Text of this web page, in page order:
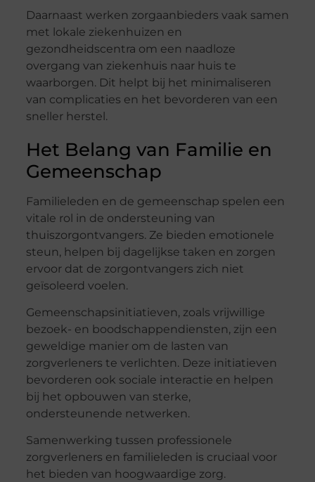
Daarnaast werken zorgaanbieders vaak samen
met lokale ziekenhuizen en
gezondheidscentra om een naadloze
overgang van ziekenhuis naar huis te
waarborgen. Dit helpt bij het minimaliseren
van complicaties en het bevorderen van een
sneller herstel.
Het Belang van Familie en
Gemeenschap
Familieleden en de gemeenschap spelen een
vitale rol in de ondersteuning van
thuiszorgontvangers. Ze bieden emotionele
steun, helpen bij dagelijkse taken en zorgen
ervoor dat de zorgontvangers zich niet
geïsoleerd voelen.
Gemeenschapsinitiatieven, zoals vrijwillige
bezoek- en boodschappendiensten, zijn een
geweldige manier om de lasten van
zorgverleners te verlichten. Deze initiatieven
bevorderen ook sociale interactie en helpen
bij het opbouwen van sterke,
ondersteunende netwerken.
Samenwerking tussen professionele
zorgverleners en familieleden is cruciaal voor
het bieden van hoogwaardige zorg.